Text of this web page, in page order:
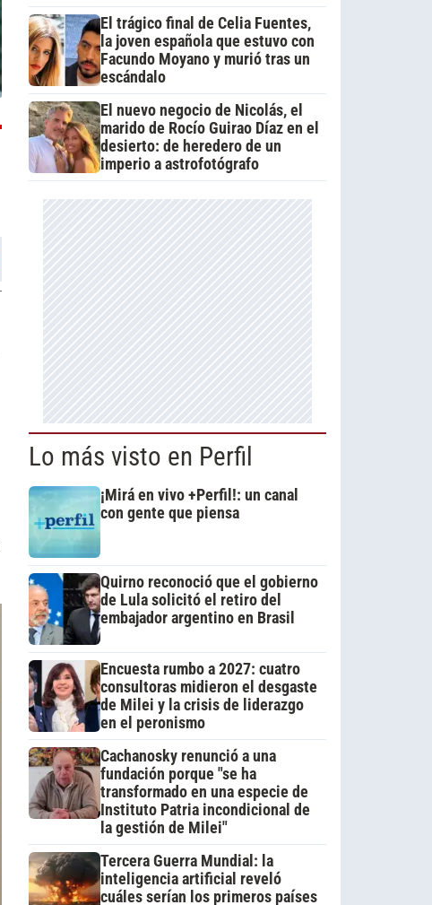
El trágico final de Celia Fuentes,
la joven española que estuvo con
Facundo Moyano y murió tras un
escándalo
El nuevo negocio de Nicolás, el
marido de Rocío Guirao Díaz en el
desierto: de heredero de un
imperio a astrofotógrafo
Lo más visto en Perfil
¡Mirá en vivo +Perfil!: un canal
con gente que piensa
Quirno reconoció que el gobierno
de Lula solicitó el retiro del
embajador argentino en Brasil
Encuesta rumbo a 2027: cuatro
consultoras midieron el desgaste
de Milei y la crisis de liderazgo
en el peronismo
Cachanosky renunció a una
fundación porque "se ha
transformado en una especie de
Instituto Patria incondicional de
la gestión de Milei"
Tercera Guerra Mundial: la
inteligencia artificial reveló
cuáles serían los primeros países